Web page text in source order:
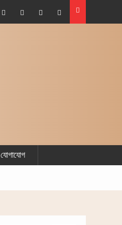
যোগাযোগ